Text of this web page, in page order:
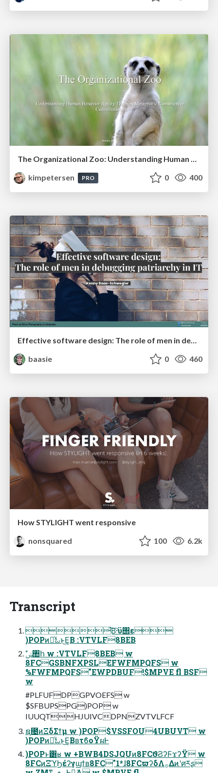
The Organizational Zoo: Understanding Human Behavior Agility Through Metaphoric Constructive Conversations (based on the works of Arthur Shelley, Ph.D)
kimpetersen
PRO 0 400
Effective software design: The role of men in debugging patriarchy in IT @ Voxxed Days AMS
baasie
0 460
How STYLIGHT went responsive
nonsquared
100 6.2k
Transcript
͘͞Β͡·ϋ΢ε
)POPͷདྷͨಓͱ͜Ε͔Β :VTVLF8BEB
8FCGSBNFXPSLEFWFMPQFS w
%FWFMPQFS"EWPDBUF!$MPVE fl BSF
w
#PLFUFDPGPVOEFS w
$SFBUPSPG)POP w
IUUQTHJUIVCDPNZVTVLFCF
ຊ೔ͷΞδΣϯμ w )POP$VSSFOU4UBUVT w
)POPͷདྷͨಓͱ͜Ε͔ΒʙτϐοΫผͰ
)POPͱ͸ʁ w +BWB4DSJQUͷ8FCϑϨʔϜϫʔΫ w
8FCͷΞϓϦέʔγϣϯʙ8FC"1*ɺ8FCϖʔδΛ࡞Δͷʹศརʂ